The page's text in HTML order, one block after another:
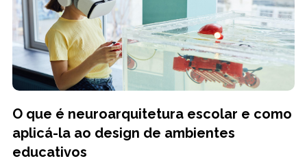
O que é neuroarquitetura escolar e como
aplicá-la ao design de ambientes
educativos